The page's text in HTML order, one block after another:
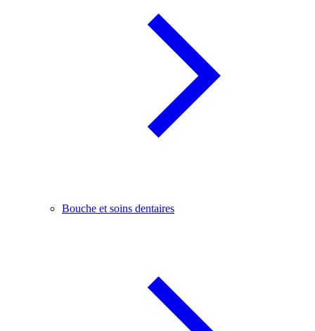
Bouche et soins dentaires